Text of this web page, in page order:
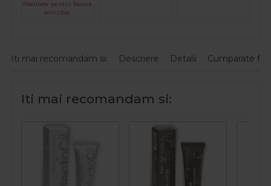
fidelitate pentru fiecare
achizitie.
Iti mai recomandam si: Descriere Detalii Cumparate
Iti mai recomandam si: